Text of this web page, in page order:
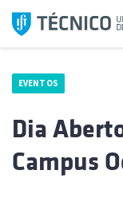
Saltar
para
EVENTOS
Dia
Campus